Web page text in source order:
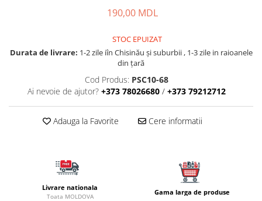
Pescuit la rapitor
Fire rapitor
Greutati la rapitor
Accesorii rapitor
Monturi rapitor
Forfaci la rapitor
190,00 MDL
STOC EPUIZAT
Durata de livrare: 1-2 zile iîn Chisinău şi suburbii , 1-3 zile in raioanele
din țară
Cod Produs: PSC10-68
Ai nevoie de ajutor? +373 78026680 / +373 79212712
Adauga la Favorite Cere informatii
Livrare nationala
Toata MOLDOVA
Gama larga de produse